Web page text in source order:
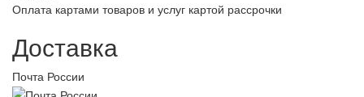
Оплата картами товаров и услуг картой рассрочки
Доставка
Почта России